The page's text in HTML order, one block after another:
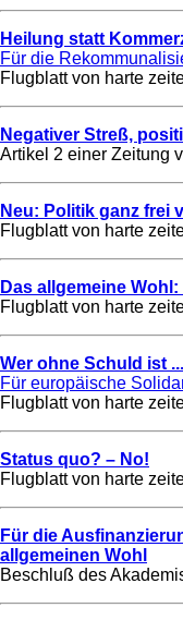
Heilung statt
Für die
Flugblatt von harte
Negativer Streß,
Artikel 2 einer Zeitung
Neu: Politik ganz frei
Flugblatt von harte
Das allgemeine
Flugblatt von harte
Wer ohne Schuld ist ...
Für europäische
Flugblatt von harte
Status quo? – No!
Flugblatt von harte
Für die
allgemeinen Wohl
Beschluß des